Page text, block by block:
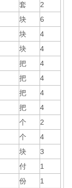
套
2
块
6
块
4
块
4
把
4
把
4
把
4
把
4
个
2
个
4
块
3
付
1
份
1